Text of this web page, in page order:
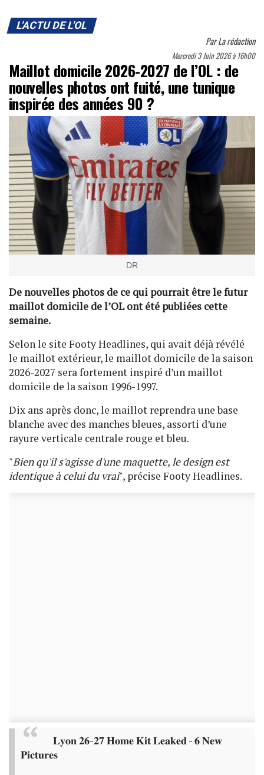
L'ACTU DE L'OL
ParLa rédaction
Mercredi 3 Juin 2026 à 16h00
Maillot domicile 2026-2027 de l’OL : de
nouvelles photos ont fuité, une tunique
inspirée des années 90 ?
DR
De nouvelles photos de ce qui pourrait être le futur
maillot domicile de l’OL ont été publiées cette
semaine.
Selon le site Footy Headlines, qui avait déjà révélé
le maillot extérieur, le maillot domicile de la saison
2026-2027 sera fortement inspiré d’un maillot
domicile de la saison 1996-1997.
Dix ans après donc, le maillot reprendra une base
blanche avec des manches bleues, assorti d’une
rayure verticale centrale rouge et bleu.
"Bien qu'il s'agisse d'une maquette, le design est
identique à celui du vrai", précise Footy Headlines.
𝐋𝐲𝐨𝐧 𝟐𝟔-𝟐𝟕 𝐇𝐨𝐦𝐞 𝐊𝐢𝐭 𝐋𝐞𝐚𝐤𝐞𝐝 - 𝟔 𝐍𝐞𝐰
𝐏𝐢𝐜𝐭𝐮𝐫𝐞𝐬